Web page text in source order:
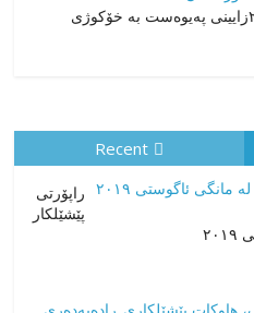
ڕاپۆرت و ئامارەکانی ساڵی ٢٠٢٢زایینی پەیوەست بە خۆکوژی
Recent
راپۆرتی
پێشێلكار